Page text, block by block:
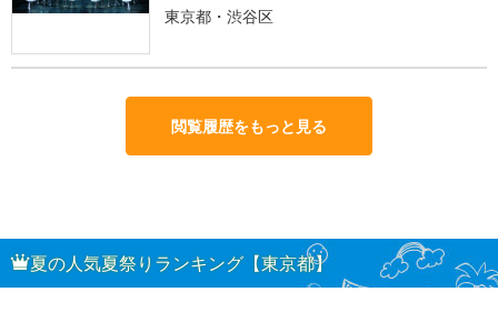
東京都・渋谷区
閲覧履歴をもっと見る
夏の人気夏祭りランキング【東京都】